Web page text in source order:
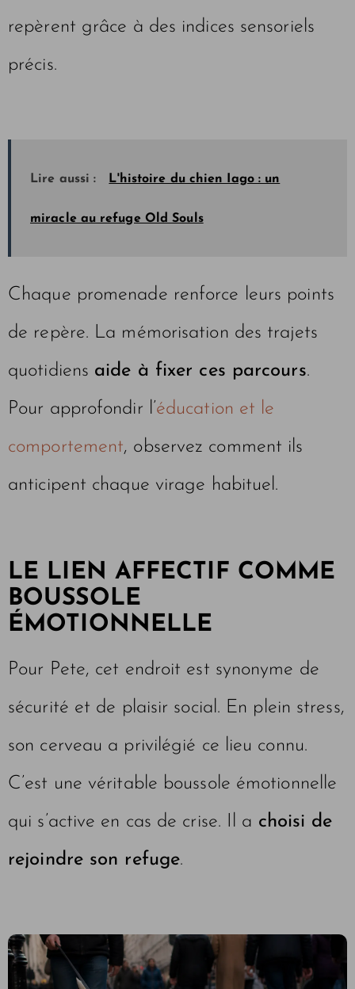
repèrent grâce à des indices sensoriels
précis.
Lire aussi : L'histoire du chien Iago : un
miracle au refuge Old Souls
Chaque promenade renforce leurs points
de repère. La mémorisation des trajets
quotidiens aide à fixer ces parcours.
Pour approfondir l’éducation et le
comportement, observez comment ils
anticipent chaque virage habituel.
LE LIEN AFFECTIF COMME
BOUSSOLE
ÉMOTIONNELLE
Pour Pete, cet endroit est synonyme de
sécurité et de plaisir social. En plein stress,
son cerveau a privilégié ce lieu connu.
C’est une véritable boussole émotionnelle
qui s’active en cas de crise. Il a choisi de
rejoindre son refuge.